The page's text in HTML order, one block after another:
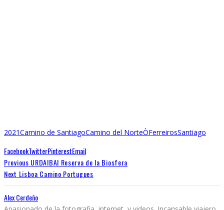
2021Camino de SantiagoCamino del NorteÒFerreirosSantiago
FacebookTwitterPinterestEmail
Previous URDAIBAI Reserva de la Biosfera
Next Lisboa Camino Portugues
Alex Cerdeño